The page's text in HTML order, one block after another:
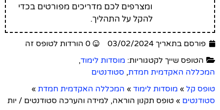
ומצרפים לכם מדריכים מפורטים בכדי
להקל על התהליך.
פורסם בתאריך 03/02/2024
0 הורדות לטופס זה
הטופס שייך לקטגוריות: מוסדות לימוד,
המכללה האקדמית חמדת, סטודנטים
טופס קל » מוסדות לימוד » המכללה האקדמית חמדת »
סטודנטים » טופס תקנון הוראה, למידה והערכה סטודנטים / יות